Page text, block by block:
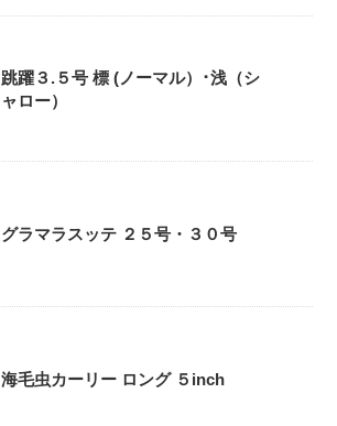
跳躍３.５号 標 (ノーマル）･浅（シ
ャロー）
グラマラスッテ ２５号・３０号
海毛虫カーリー ロング ５inch